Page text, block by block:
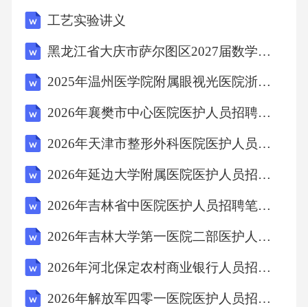
规模，进而影响经济运行。A项错误。C项错
误，因为货币政策和财政政策是两种不同的经
济调控手段。产业政策是指政府通过制定产业
规划、产业扶持政策等手段来引导产业结构的
调整和优化。D项错误。故选B。12．根据《中
华人民共和国民法典》，自然人享有生命权、
荣誉权、隐私权、个人信息权益等权利。这些
权利中，哪些属于人格权？()A、生命权、身体
权、健康权B、姓名权、肖像权、名誉权C、隐
私权、个人信息权益D、以上都是答案：D解
析：根据《中华人民共和国民法典》，人格权
工艺实验讲义
黑龙江省大庆市萨尔图区2027届数学六年级第一学期期末质量检测试题含解析
2025年温州医学院附属眼视光医院浙江省眼视光医院医护人员招聘考试题库附答案详解
2026年襄樊市中心医院医护人员招聘笔试备考试题及答案详解
2026年天津市整形外科医院医护人员招聘考试备考试题及答案详解
2026年延边大学附属医院医护人员招聘考试备考试题及答案详解
2026年吉林省中医院医护人员招聘笔试参考试题及答案详解
2026年吉林大学第一医院二部医护人员招聘考试参考试题及答案详解
2026年河北保定农村商业银行人员招聘考试参考题库及答案详解
2026年解放军四零一医院医护人员招聘考试备考题库及答案详解